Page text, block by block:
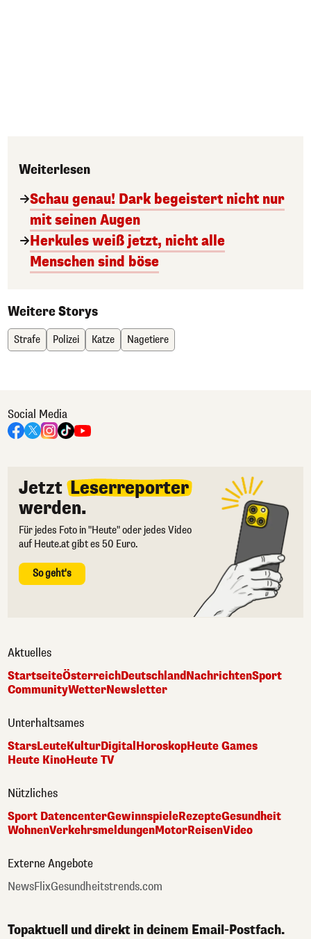
Weiterlesen
Schau genau! Dark begeistert nicht nur
mit seinen Augen
Herkules weiß jetzt, nicht alle
Menschen sind böse
Weitere Storys
Strafe Polizei Katze Nagetiere
Social Media
Jetzt Leserreporter
werden.
Für jedes Foto in "Heute" oder jedes Video
auf Heute.at gibt es 50 Euro.
So geht's
Aktuelles
StartseiteÖsterreichDeutschlandNachrichtenSport
CommunityWetterNewsletter
Unterhaltsames
StarsLeuteKulturDigitalHoroskopHeute Games
Heute KinoHeute TV
Nützliches
Sport DatencenterGewinnspieleRezepteGesundheit
WohnenVerkehrsmeldungenMotorReisenVideo
Externe Angebote
NewsFlixGesundheitstrends.com
Topaktuell und direkt in deinem Email-Postfach.